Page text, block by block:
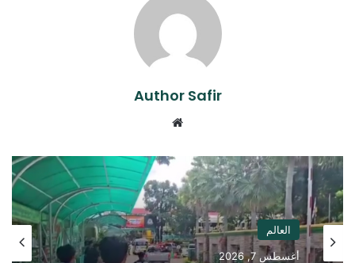
Author Safir
العالم
أغسطس 7, 2026